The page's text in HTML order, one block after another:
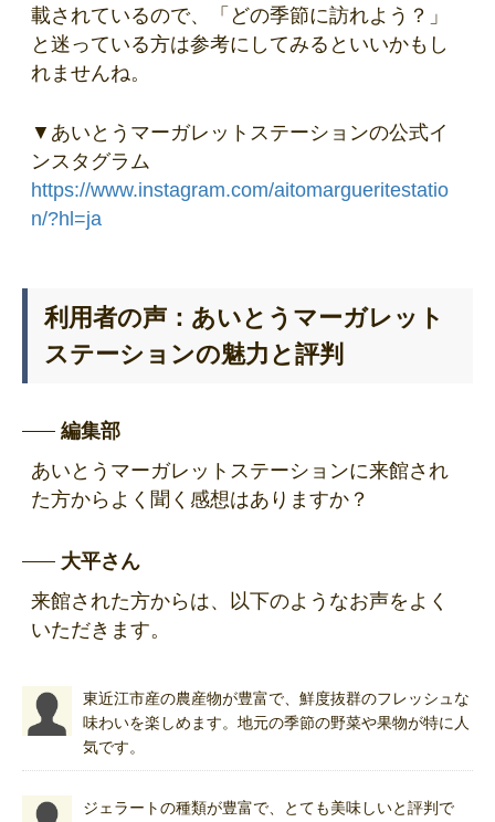
載されているので、「どの季節に訪れよう？」
と迷っている方は参考にしてみるといいかもし
れませんね。
▼あいとうマーガレットステーションの公式イ
ンスタグラム
https://www.instagram.com/aitomargueritestatio
n/?hl=ja
利用者の声：あいとうマーガレット
ステーションの魅力と評判
編集部
あいとうマーガレットステーションに来館され
た方からよく聞く感想はありますか？
大平さん
来館された方からは、以下のようなお声をよく
いただきます。
東近江市産の農産物が豊富で、鮮度抜群のフレッシュな
味わいを楽しめます。地元の季節の野菜や果物が特に人
気です。
ジェラートの種類が豊富で、とても美味しいと評判で